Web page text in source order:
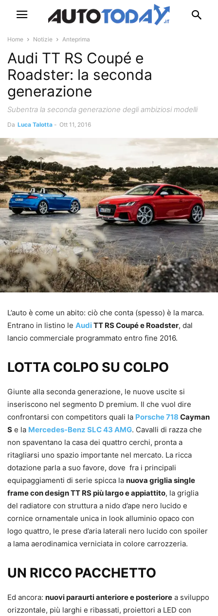
Home Notizie Anteprima
Audi TT RS Coupé e
Roadster: la seconda
generazione
Subentra la seconda generazione degli ambiziosi modelli
Da Luca Talotta - Ott 11, 2016
L’auto è come un abito: ciò che conta (spesso) è la marca.
Entrano in listino le AudiTT RS Coupé e Roadster, dal
lancio commerciale programmato entro fine 2016.
LOTTA COLPO SU COLPO
Giunte alla seconda generazione, le nuove uscite si
inseriscono nel segmento D premium. Il che vuol dire
confrontarsi con competitors quali la Porsche 718 Cayman
S e la Mercedes-Benz SLC 43 AMG. Cavalli di razza che
non spaventano la casa dei quattro cerchi, pronta a
ritagliarsi uno spazio importante nel mercato. La ricca
dotazione parla a suo favore, dove fra i principali
equipaggiamenti di serie spicca la nuova griglia single
frame con design TT RS più largo e appiattito, la griglia
del radiatore con struttura a nido d’ape nero lucido e
cornice ornamentale unica in look alluminio opaco con
logo quattro, le prese d’aria laterali nero lucido con spoiler
a lama aerodinamica verniciata in colore carrozzeria.
UN RICCO PACCHETTO
Ed ancora: nuovi paraurti anteriore e posteriore a sviluppo
orizzontale, più larghi e ribassati, proiettori a LED con